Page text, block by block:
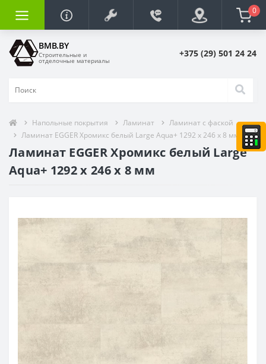
0
BMB.BY
Строительные и
отделочные материалы
+375 (29) 501 24 24
Напольные покрытия Ламинат
Ламинат с фаской
Ламинат EGGER Хромикс белый Large Aqua+ 1292 x 246 x 8 мм
Ламинат EGGER Хромикс белый Large
Aqua+ 1292 x 246 x 8 мм